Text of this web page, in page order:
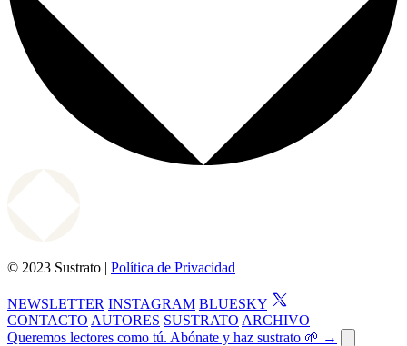
© 2023 Sustrato | Política de Privacidad
NEWSLETTER INSTAGRAM BLUESKY
CONTACTO AUTORES SUSTRATO ARCHIVO
Queremos lectores como tú. Abónate y haz sustrato 🌱 →